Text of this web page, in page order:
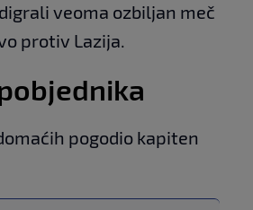
veoma ozbiljan meč
protiv Lazija.
pogodio kapiten